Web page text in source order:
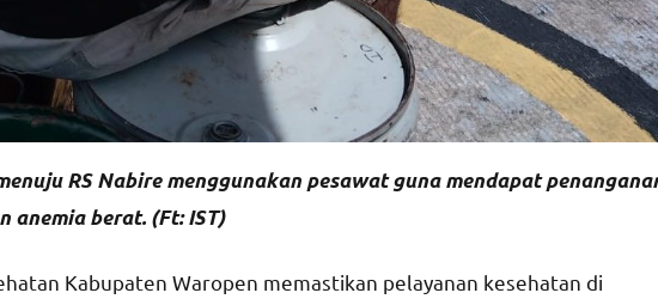
RS Nabire menggunakan pesawat guna mendapat
anemia berat. (Ft: IST)
Kabupaten Waropen memastikan pelayanan kesehatan di